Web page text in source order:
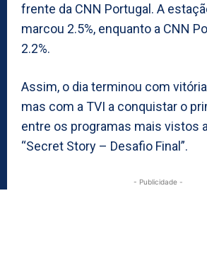
frente da CNN Portugal. A
marcou 2.5%, enquanto a CNN
2.2%.
Assim, o dia terminou com
mas com a TVI a conquistar o
entre os programas mais vistos
“Secret Story – Desafio Final”.
- Publicidade -